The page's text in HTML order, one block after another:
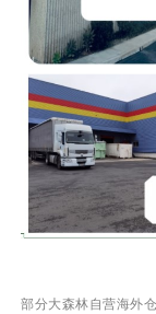
部分大森林自营海外